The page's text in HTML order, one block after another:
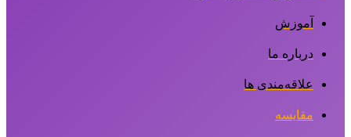
آموزش
درباره ما
علاقه‌مندی ها
مقایسه